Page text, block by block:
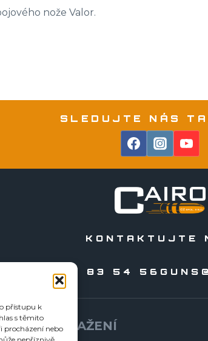
přístupu k
s těmito
procházení nebo
nože Valor.
SLEDUJTE NÁS
KONTAKTUJTE
+420 556 83 54 56
KE STAŽENÍ